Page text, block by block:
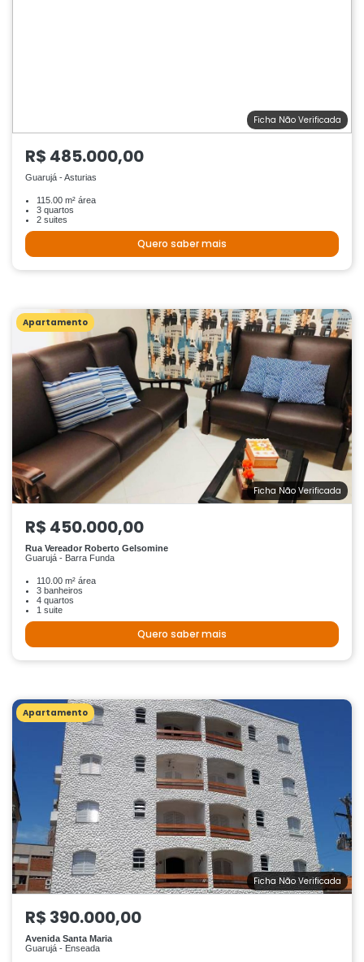
Ficha Não Verificada
R$ 485.000,00
Guarujá - Asturias
115.00 m² área
3 quartos
2 suites
Quero saber mais
Apartamento
Ficha Não Verificada
R$ 450.000,00
Rua Vereador Roberto Gelsomine
Guarujá - Barra Funda
110.00 m² área
3 banheiros
4 quartos
1 suite
Quero saber mais
Apartamento
Ficha Não Verificada
R$ 390.000,00
Avenida Santa Maria
Guarujá - Enseada